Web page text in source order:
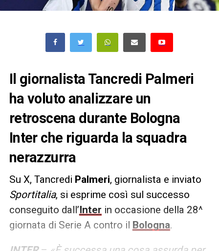
Il giornalista Tancredi Palmeri
ha voluto analizzare un
retroscena durante Bologna
Inter che riguarda la squadra
nerazzurra
Su X, Tancredi Palmeri, giornalista e inviato
Sportitalia, si esprime così sul successo
conseguito dall’Inter in occasione della 28^
giornata di Serie A contro il Bologna.